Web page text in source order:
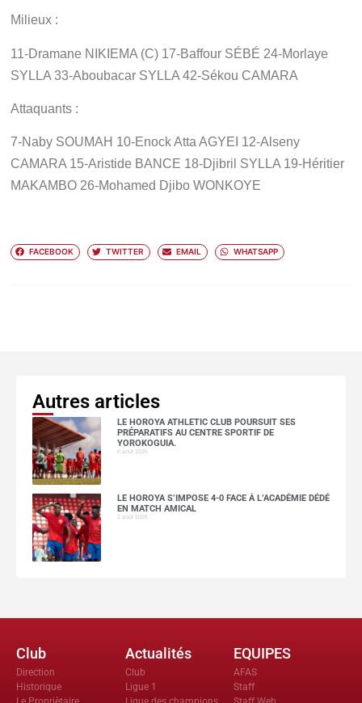
Milieux :
11-Dramane NIKIEMA (C) 17-Baffour SÉBÉ 24-Morlaye
SYLLA 33-Aboubacar SYLLA 42-Sékou CAMARA
Attaquants :
7-Naby SOUMAH 10-Enock Atta AGYEI 12-Alseny
CAMARA 15-Aristide BANCE 18-Djibril SYLLA 19-Héritier
MAKAMBO 26-Mohamed Djibo WONKOYE
FACEBOOK TWITTER EMAIL WHATSAPP
Autres articles
LE HOROYA ATHLETIC CLUB POURSUIT SES
PRÉPARATIFS AU CENTRE SPORTIF DE
YOROKOGUIA.
6 août 2026
LE HOROYA S’IMPOSE 4-0 FACE À L’ACADÉMIE DÉDÉ
EN MATCH AMICAL
2 août 2026
Club
Direction
Historique
Actualités
Club
Ligue 1
EQUIPES
AFAS
Staff